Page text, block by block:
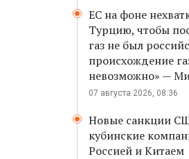
ЕС на фоне
Турцию, чтобы
газ не был
происхождение
невозможно» —
07 августа 2026, 08:36
Новые санкции
кубинские
Россией и Китаем